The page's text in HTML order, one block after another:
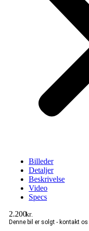
Billeder
Detaljer
Beskrivelse
Video
Specs
2.200kr.